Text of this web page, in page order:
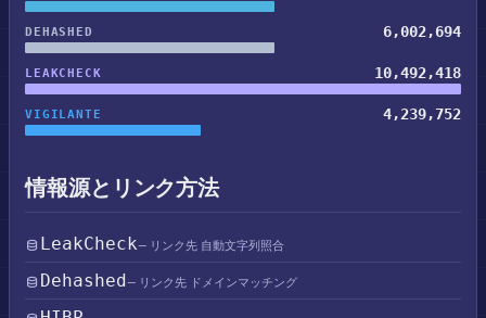
DEHASHED 6,002,694
LEAKCHECK 10,492,418
VIGILANTE 4,239,752
情報源とリンク方法
LeakCheck— リンク先 自動文字列照合
Dehashed— リンク先 ドメインマッチング